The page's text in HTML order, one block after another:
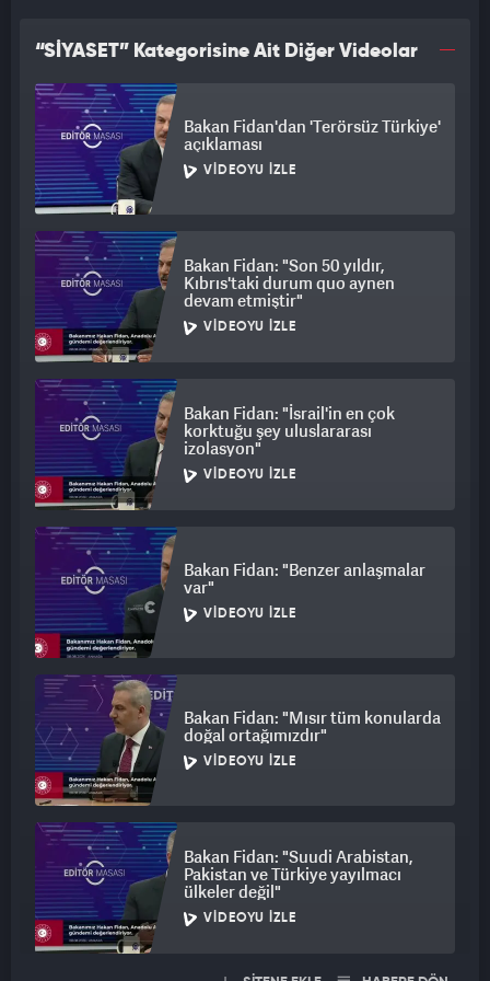
“SİYASET” Kategorisine Ait Diğer Videolar
Bakan Fidan'dan 'Terörsüz Türkiye'
açıklaması
VIDEOYU İZLE
Bakan Fidan: "Son 50 yıldır,
Kıbrıs'taki durum quo aynen
devam etmiştir"
VIDEOYU İZLE
Bakan Fidan: "İsrail'in en çok
korktuğu şey uluslararası
izolasyon"
VIDEOYU İZLE
Bakan Fidan: "Benzer anlaşmalar
var"
VIDEOYU İZLE
Bakan Fidan: "Mısır tüm konularda
doğal ortağımızdır"
VIDEOYU İZLE
Bakan Fidan: "Suudi Arabistan,
Pakistan ve Türkiye yayılmacı
ülkeler değil"
VIDEOYU İZLE